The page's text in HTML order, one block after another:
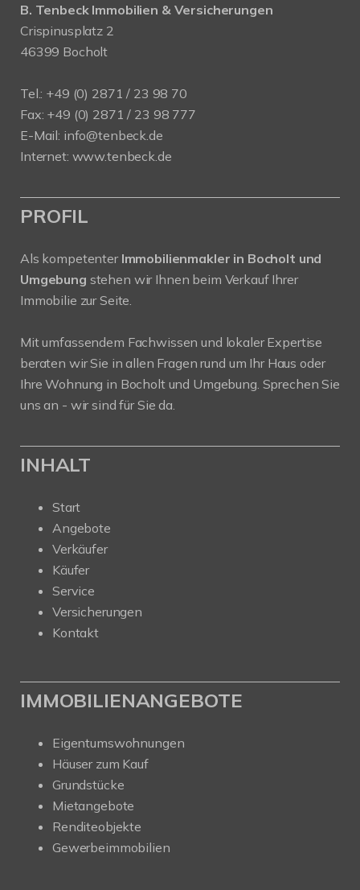
B. Tenbeck Immobilien & Versicherungen
Crispinusplatz 2
46399 Bocholt
Tel.: +49 (0) 2871 / 23 98 70
Fax: +49 (0) 2871 / 23 98 777
E-Mail: info@tenbeck.de
Internet: www.tenbeck.de
PROFIL
Als kompetenter Immobilienmakler in Bocholt und
Umgebung stehen wir Ihnen beim Verkauf Ihrer
Immobilie zur Seite.
Mit umfassendem Fachwissen und lokaler Expertise
beraten wir Sie in allen Fragen rund um Ihr Haus oder
Ihre Wohnung in Bocholt und Umgebung. Sprechen Sie
uns an - wir sind für Sie da.
INHALT
Start
Angebote
Verkäufer
Käufer
Service
Versicherungen
Kontakt
IMMOBILIENANGEBOTE
Eigentumswohnungen
Häuser zum Kauf
Grundstücke
Mietangebote
Renditeobjekte
Gewerbeimmobilien